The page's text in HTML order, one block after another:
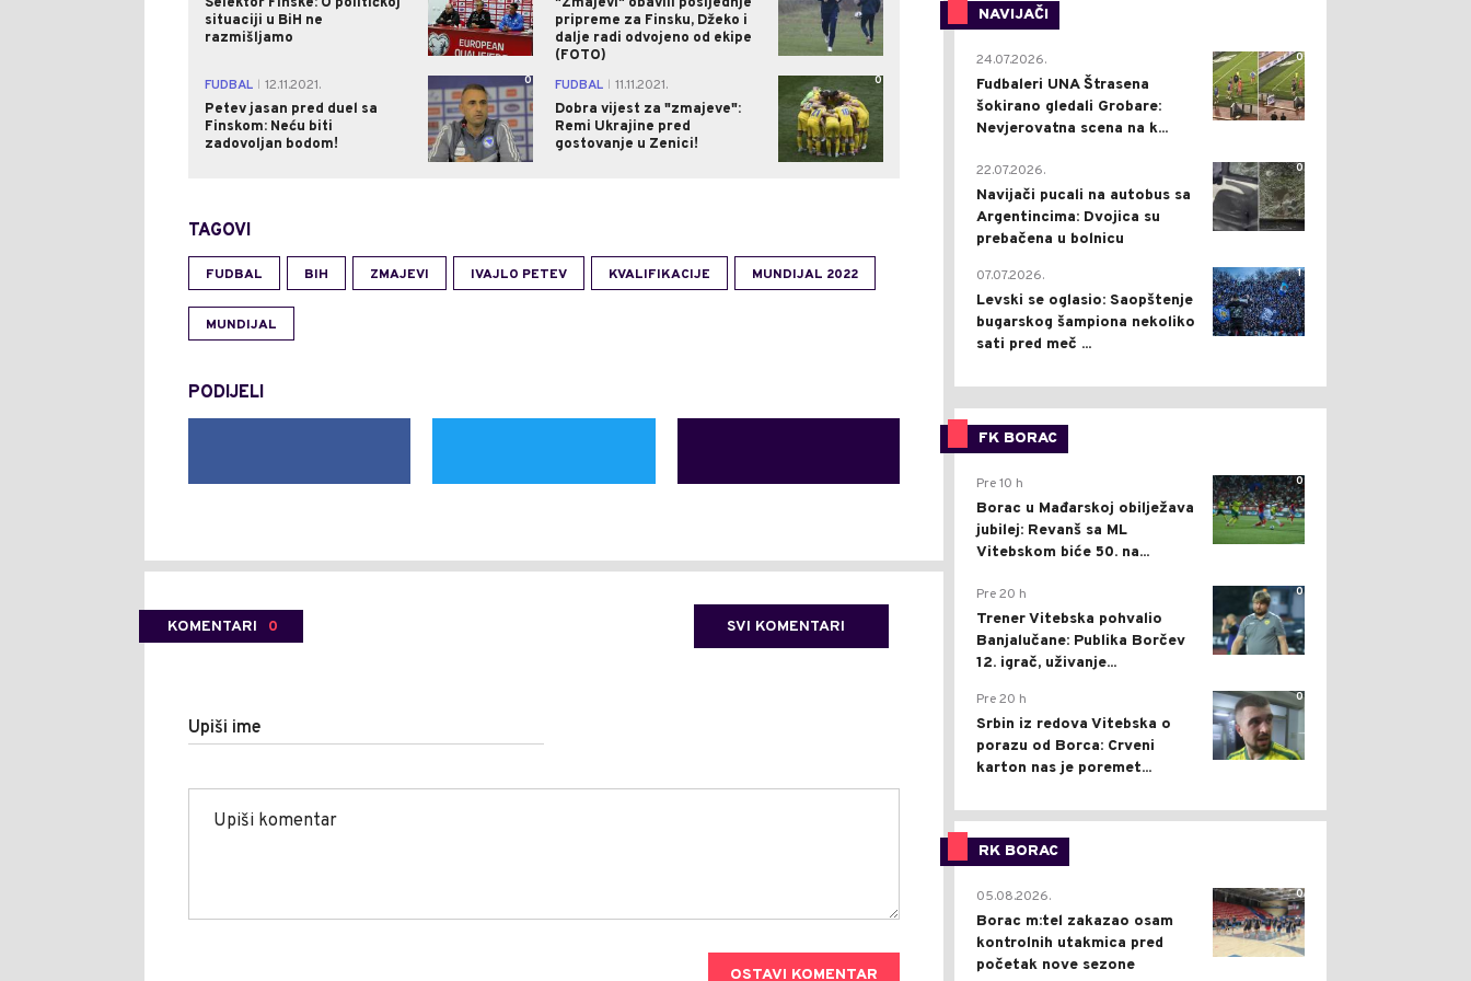
situaciji u BiH ne
razmišljamo
pripreme za Finsku, Džeko i
dalje radi odvojeno od ekipe
(FOTO)
FUDBAL
12.11.2021.
Petev jasan pred duel sa
Finskom: Neću biti
zadovoljan bodom!
0 FUDBAL
11.11.2021.
Dobra vijest za "zmajeve":
Remi Ukrajine pred
gostovanje u Zenici!
0
TAGOVI
FUDBAL BIH ZMAJEVI IVAJLO PETEV KVALIFIKACIJE MUNDIJAL 2022
MUNDIJAL
PODIJELI
KOMENTARI 0 SVI KOMENTARI
Upiši ime
OSTAVI KOMENTAR
NAVIJAČI
0
24.07.2026.
Fudbaleri UNA Štrasena
šokirano gledali Grobare:
Nevjerovatna scena na k...
0
22.07.2026.
Navijači pucali na autobus sa
Argentincima: Dvojica su
prebačena u bolnicu
1
07.07.2026.
Levski se oglasio: Saopštenje
bugarskog šampiona nekoliko
sati pred meč ...
FK BORAC
0
Pre 10 h
Borac u Mađarskoj obilježava
jubilej: Revanš sa ML
Vitebskom biće 50. na...
0
Pre 20 h
Trener Vitebska pohvalio
Banjalučane: Publika Borčev
12. igrač, uživanje...
0
Pre 20 h
Srbin iz redova Vitebska o
porazu od Borca: Crveni
karton nas je poremet...
RK BORAC
0
05.08.2026.
Borac m:tel zakazao osam
kontrolnih utakmica pred
početak nove sezone